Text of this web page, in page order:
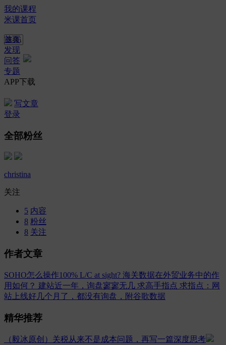
我的课程
米课首页
首页
发现
问答
专题
APP下载
写文章
登录
全部粉丝
christina
关注
5 内容
8 粉丝
8 关注
作者文章
SOHO怎么操作100% L/C at sight? 海关数据在外贸业务中的作
用如何？ 建站近一年，询盘寥寥无几 求高手指点 求指点：网
站上线好几个月了，都没有询盘，附谷歌数据
精华推荐
（毅冰原创）关税从来不是成本问题，再写一篇深度思考